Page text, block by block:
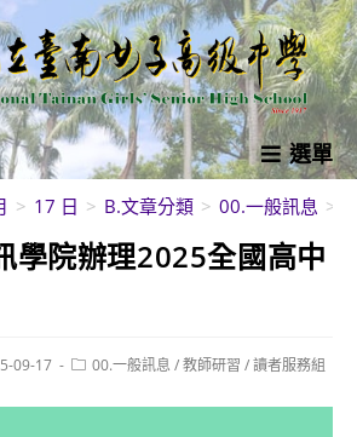
選單
> 17 日 > B.文章分類 > 00.一般訊息 >
學院辦理2025全國高中
09-17
Post00.一般訊息 /教師研習 /讀者服務組